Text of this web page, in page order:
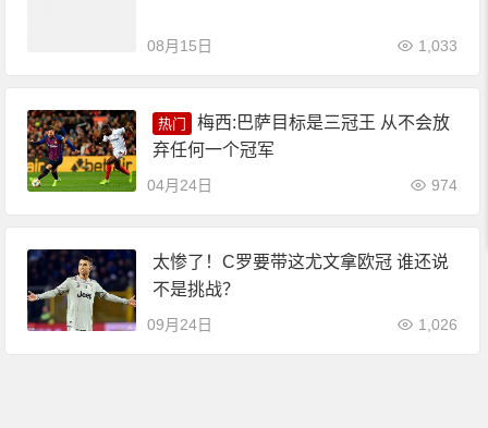
08月15日 1,033
热门
梅西:巴萨目标是三冠王 从不会放
弃任何一个冠军
04月24日 974
太惨了！C罗要带这尤文拿欧冠 谁还说
不是挑战？
09月24日 1,026